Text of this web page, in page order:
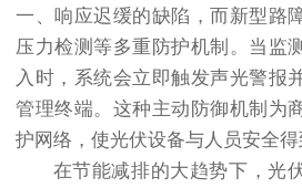
一、响应迟缓的缺陷，而新型路
压力检测等多重防护机制。当监
入时，系统会立即触发声光警报
管理终端。这种主动防御机制为
护网络，使光伏设备与人员安全得
在节能减排的大趋势下，光